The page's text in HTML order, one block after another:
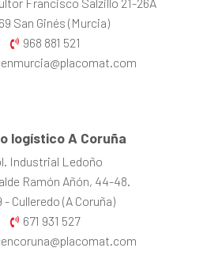
San Ginés (Murcia)
968 881 521
logístico A Coruña
Industrial Ledoño
Ramón Añón, 44-48.
- Culleredo (A Coruña)
671 931 527